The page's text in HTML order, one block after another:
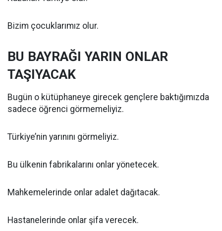
Bizim çocuklarımız olur.
BU BAYRAĞI YARIN ONLAR
TAŞIYACAK
Bugün o kütüphaneye girecek gençlere baktığımızda
sadece öğrenci görmemeliyiz.
Türkiye’nin yarınını görmeliyiz.
Bu ülkenin fabrikalarını onlar yönetecek.
Mahkemelerinde onlar adalet dağıtacak.
Hastanelerinde onlar şifa verecek.